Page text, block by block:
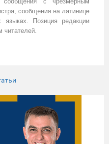
сообщения на латинице
языках. Позиция редакции